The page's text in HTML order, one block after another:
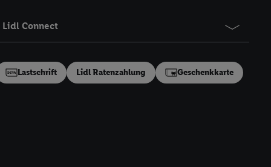
Lidl Connect
Lastschrift Lidl Ratenzahlung Geschenkkarte
verfügbar ist.
und einer
von Dritten betrieben
speziell zur
generell zu
„Nutzung der
(nur für
Utiq